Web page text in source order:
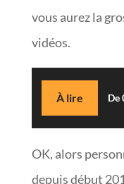
vous aurez la
vidéos.
À lire De
OK, alors
depuis début